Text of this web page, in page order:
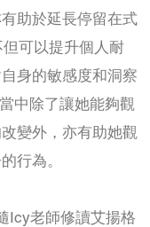
助於延長停留在式
可以提升個人耐
身的敏感度和洞察
中除了讓她能夠觀
變外，亦有助她觀
行為。
Icy老師修讀艾揚格